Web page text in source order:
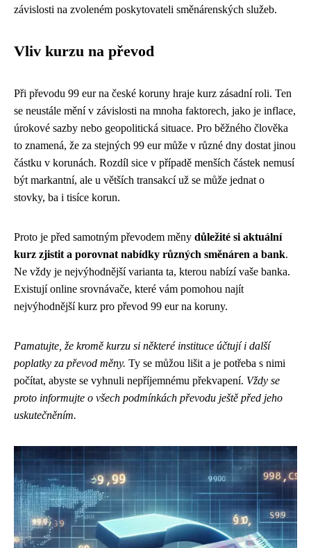
závislosti na zvoleném poskytovateli směnárenských služeb.
Vliv kurzu na převod
Při převodu 99 eur na české koruny hraje kurz zásadní roli. Ten
se neustále mění v závislosti na mnoha faktorech, jako je inflace,
úrokové sazby nebo geopolitická situace. Pro běžného člověka
to znamená, že za stejných 99 eur může v různé dny dostat jinou
částku v korunách. Rozdíl sice v případě menších částek nemusí
být markantní, ale u větších transakcí už se může jednat o
stovky, ba i tisíce korun.
Proto je před samotným převodem měny důležité si aktuální
kurz zjistit a porovnat nabídky různých směnáren a bank.
Ne vždy je nejvýhodnější varianta ta, kterou nabízí vaše banka.
Existují online srovnávače, které vám pomohou najít
nejvýhodnější kurz pro převod 99 eur na koruny.
Pamatujte, že kromě kurzu si některé instituce účtují i další
poplatky za převod měny. Ty se můžou lišit a je potřeba s nimi
počítat, abyste se vyhnuli nepříjemnému překvapení. Vždy se
proto informujte o všech podmínkách převodu ještě před jeho
uskutečněním.